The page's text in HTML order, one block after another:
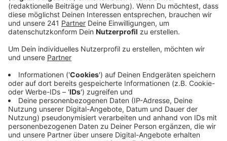
Radio Leverkusen nach der Explosion im
Entsorgungszentrum des Chemparks. Hier war der
Sender den ganzen Tag auf Sendung, um die
kursierenden Falschmeldungen entgegenzutreten.
Anzeige
Deutschen Radiopreis gewonnen
Anzeige